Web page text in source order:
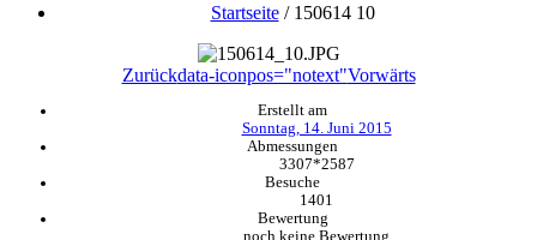
Startseite/ 150614 10
Zurückdata-iconpos="notext"Vorwärts
Erstellt am
Sonntag, 14. Juni 2015
Abmessungen
3307*2587
Besuche
1401
Bewertung
noch keine Bewertung